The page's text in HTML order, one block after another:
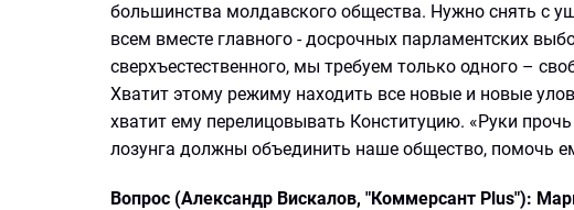
большинства молдавского общества. Нужно снять с
всем вместе главного - досрочных парламентских
сверхъестественного, мы требуем только одного –
Хватит этому режиму находить все новые и новые
хватит ему перелицовывать Конституцию. «Руки
лозунга должны объединить наше общество, помочь
Вопрос (Александр Вискалов, "Коммерсант Plus"):